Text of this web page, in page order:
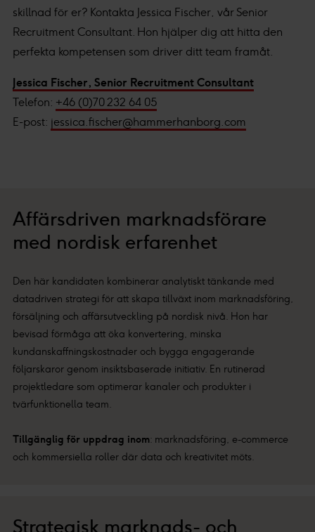
skillnad för er? Kontakta Jessica Fischer, vår Senior
Recruitment Consultant. Hon hjälper dig att hitta den
perfekta kompetensen som driver ditt team framåt.
Jessica Fischer, Senior Recruitment Consultant
Telefon: +46 (0)70 232 64 05
E-post: jessica.fischer@hammerhanborg.com
Affärsdriven marknadsförare
med nordisk erfarenhet
Den här kandidaten kombinerar analytiskt tänkande med
datadriven strategi för att skapa tillväxt inom marknadsföring,
försäljning och affärsutveckling på nordisk nivå. Hon har
bevisad förmåga att öka konvertering, minska
kundanskaffningskostnader och bygga engagerande
följarskaror genom insiktsbaserade initiativ. En rutinerad
projektledare som optimerar kanaler och produkter i
tvärfunktionella team.
Tillgänglig för uppdrag inom: marknadsföring, e-commerce
och kommersiella roller där data och kreativitet möts.
Strategisk marknads- och